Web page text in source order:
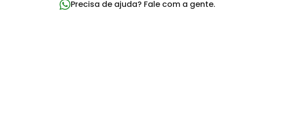
Precisa de ajuda? Fale com a gente.